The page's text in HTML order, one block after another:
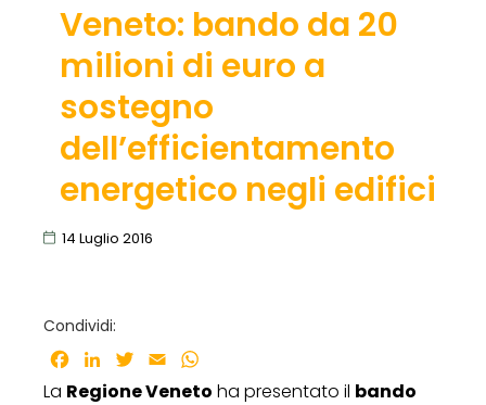
Veneto: bando da 20
milioni di euro a
sostegno
dell’efficientamento
energetico negli edifici
14 Luglio 2016
Condividi:
Facebook
LinkedInTwitter
Email
La Regione Veneto ha presentato il bando